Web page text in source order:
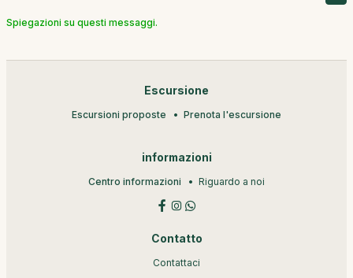
Spiegazioni su questi messaggi.
Escursione
Escursioni proposte Prenota l'escursione
informazioni
Centro informazioni Riguardo a noi
Contatto
Contattaci